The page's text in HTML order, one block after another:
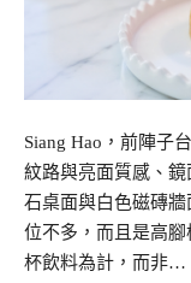
Siang Hao，前陣子
紋路與亮面質感、
石桌面與白色磁磚
位不多，而且是高
杯飲料為計，而非…